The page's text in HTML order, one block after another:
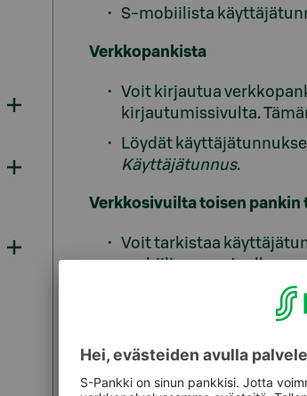
S-mobiilista
Verkkopankista
Voit kirjautua
kirjautumissivulta.
Löydät
Käyttäjätunnus.
Verkkosivuilta toisen pankin
Voit tarkistaa
mobiilivarmenteella.
Halutessasi voit hoitaa
Tarvitset pankkitunnuksia
uusimisesta veloitetaan